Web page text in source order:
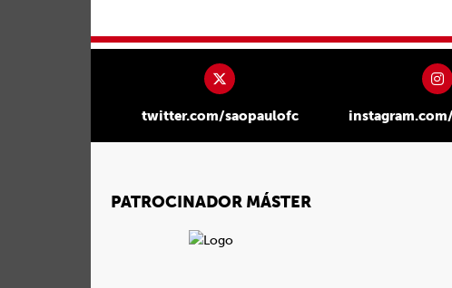
twitter.com/saopaulofc
PATROCINADOR MÁSTER